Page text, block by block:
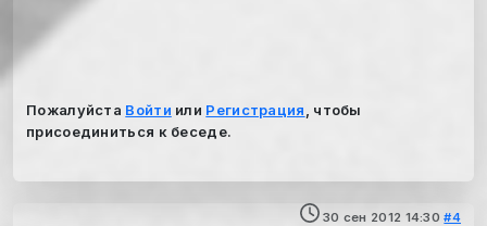
Пожалуйста Войти или Регистрация
, чтобы
присоединиться к беседе.
30 сен 2012 14:30 #4